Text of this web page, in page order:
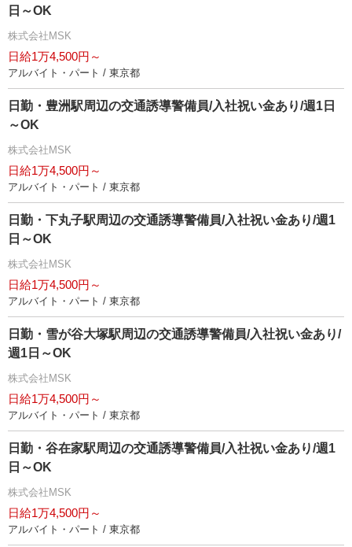
日～OK
株式会社MSK
日給1万4,500円～
アルバイト・パート / 東京都
日勤・豊洲駅周辺の交通誘導警備員/入社祝い金あり/週1日
～OK
株式会社MSK
日給1万4,500円～
アルバイト・パート / 東京都
日勤・下丸子駅周辺の交通誘導警備員/入社祝い金あり/週1
日～OK
株式会社MSK
日給1万4,500円～
アルバイト・パート / 東京都
日勤・雪が谷大塚駅周辺の交通誘導警備員/入社祝い金あり/
週1日～OK
株式会社MSK
日給1万4,500円～
アルバイト・パート / 東京都
日勤・谷在家駅周辺の交通誘導警備員/入社祝い金あり/週1
日～OK
株式会社MSK
日給1万4,500円～
アルバイト・パート / 東京都